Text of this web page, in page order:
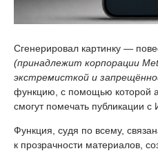
Сгенерировал картинку —
(принадлежит корпорации
экстремисткой и
функцию, с помощью которой
смогут помечать публикации с
Функция, судя по всему,
к прозрачности материалов,